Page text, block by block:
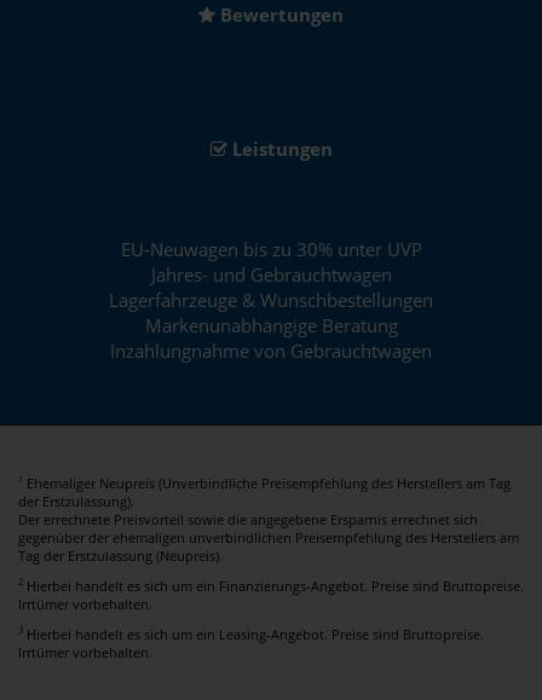
Bewertungen
Leistungen
EU-Neuwagen bis zu 30% unter UVP
Jahres- und Gebrauchtwagen
Lagerfahrzeuge & Wunschbestellungen
Markenunabhängige Beratung
Inzahlungnahme von Gebrauchtwagen
1
Ehemaliger Neupreis (Unverbindliche Preisempfehlung des Herstellers am Tag
der Erstzulassung).
Der errechnete Preisvorteil sowie die angegebene Ersparnis errechnet sich
gegenüber der ehemaligen unverbindlichen Preisempfehlung des Herstellers am
Tag der Erstzulassung (Neupreis).
2 Hierbei handelt es sich um ein Finanzierungs-Angebot. Preise sind Bruttopreise.
Irrtümer vorbehalten.
3 Hierbei handelt es sich um ein Leasing-Angebot. Preise sind Bruttopreise.
Irrtümer vorbehalten.